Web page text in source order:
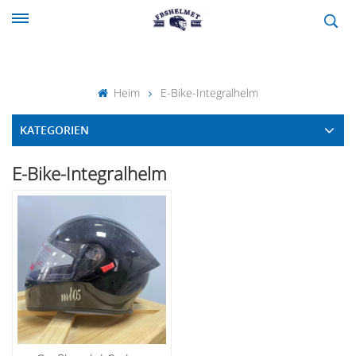
Heim E-Bike-Integralhelm
KATEGORIEN
E-Bike-Integralhelm